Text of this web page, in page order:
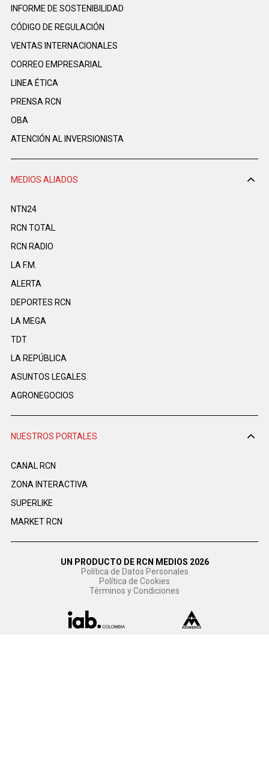
INFORME DE SOSTENIBILIDAD
CÓDIGO DE REGULACIÓN
VENTAS INTERNACIONALES
CORREO EMPRESARIAL
LINEA ÉTICA
PRENSA RCN
OBA
ATENCIÓN AL INVERSIONISTA
MEDIOS ALIADOS
NTN24
RCN TOTAL
RCN RADIO
LA F.M.
ALERTA
DEPORTES RCN
LA MEGA
TDT
LA REPÚBLICA
ASUNTOS LEGALES
AGRONEGOCIOS
NUESTROS PORTALES
CANAL RCN
ZONA INTERACTIVA
SUPERLIKE
MARKET RCN
UN PRODUCTO DE RCN MEDIOS 2026
Política de Datos Personales
Política de Cookies
Términos y Condiciones